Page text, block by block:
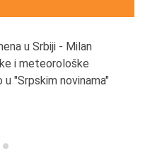
u Srbiji - Milan
i meteorološke
"Srpskim novinama"